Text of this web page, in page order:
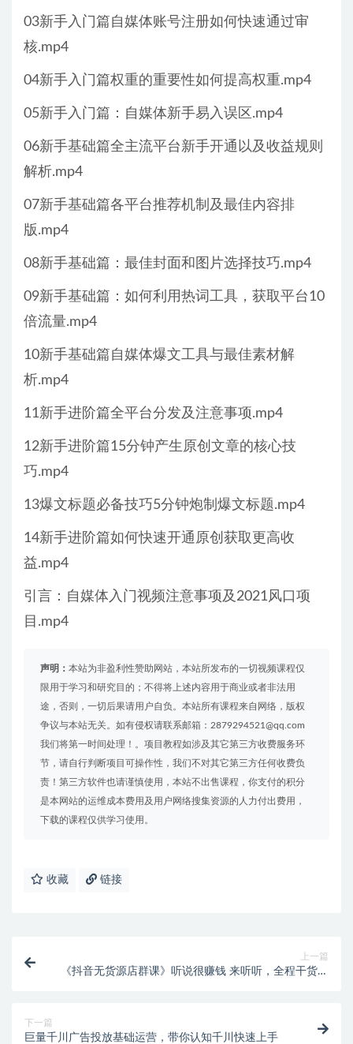
03新手入门篇自媒体账号注册如何快速通过审
核.mp4
04新手入门篇权重的重要性如何提高权重.mp4
05新手入门篇：自媒体新手易入误区.mp4
06新手基础篇全主流平台新手开通以及收益规则
解析.mp4
07新手基础篇各平台推荐机制及最佳内容排
版.mp4
08新手基础篇：最佳封面和图片选择技巧.mp4
09新手基础篇：如何利用热词工具，获取平台10
倍流量.mp4
10新手基础篇自媒体爆文工具与最佳素材解
析.mp4
11新手进阶篇全平台分发及注意事项.mp4
12新手进阶篇15分钟产生原创文章的核心技
巧.mp4
13爆文标题必备技巧5分钟炮制爆文标题.mp4
14新手进阶篇如何快速开通原创获取更高收
益.mp4
引言：自媒体入门视频注意事项及2021风口项
目.mp4
声明： 本站为非盈利性赞助网站，本站所发布的一切视频课程仅
限用于学习和研究目的；不得将上述内容用于商业或者非法用
途，否则，一切后果请用户自负。本站所有课程来自网络，版权
争议与本站无关。如有侵权请联系邮箱：2879294521@qq.com
我们将第一时间处理！。项目教程如涉及其它第三方收费服务环
节，请自行判断项目可操作性，我们不对其它第三方任何收费负
责！第三方软件也请谨慎使用，本站不出售课程，你支付的积分
是本网站的运维成本费用及用户网络搜集资源的人力付出费用，
下载的课程仅供学习使用。
收藏 链接
上一篇
《抖音无货源店群课》听说很赚钱 来听听，全程干货无
下一篇
巨量千川广告投放基础运营，带你认知千川快速上手